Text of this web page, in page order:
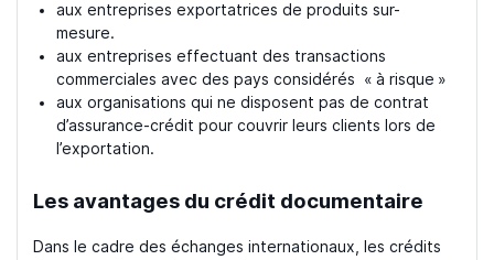
aux entreprises exportatrices de produits sur-
mesure.
aux entreprises effectuant des transactions
commerciales avec des pays considérés « à risque »
aux organisations qui ne disposent pas de contrat
d’assurance-crédit pour couvrir leurs clients lors de
l’exportation.
Les avantages du crédit documentaire
Dans le cadre des échanges internationaux, les crédits